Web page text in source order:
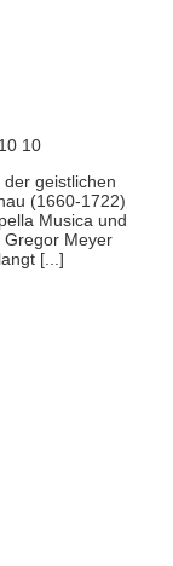
10
geistlichen
(1660-1722)
Musica und
Gregor Meyer
[...]